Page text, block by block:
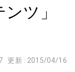
ツ」
更新 : 2015/04/16